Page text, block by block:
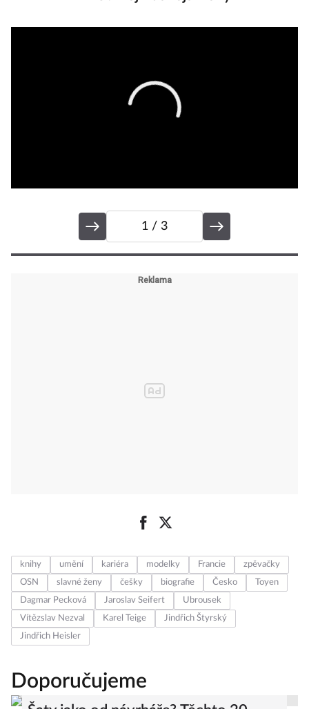
1 / 3
knihy umění kariéra modelky Francie
zpěvačky
OSN
slavné ženy češky biografie Česko
Toyen
Dagmar Pecková
Jaroslav Seifert
Ubrousek
Vítězslav Nezval
Karel Teige
Jindřich Štyrský
Jindřich Heisler
Doporučujeme